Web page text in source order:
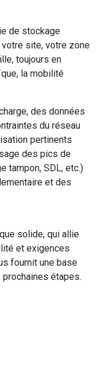
de stockage
site, votre zone
toujours en
la mobilité
des données
du réseau
pertinents
des pics de
tampon, SDL, etc.)
et des
solide, qui allie
et exigences
fournit une base
étapes.